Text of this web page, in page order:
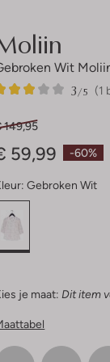
Wit
(1
3/5
-60%
149,95
59,99
Gebroken Wit
je maat: Dit item